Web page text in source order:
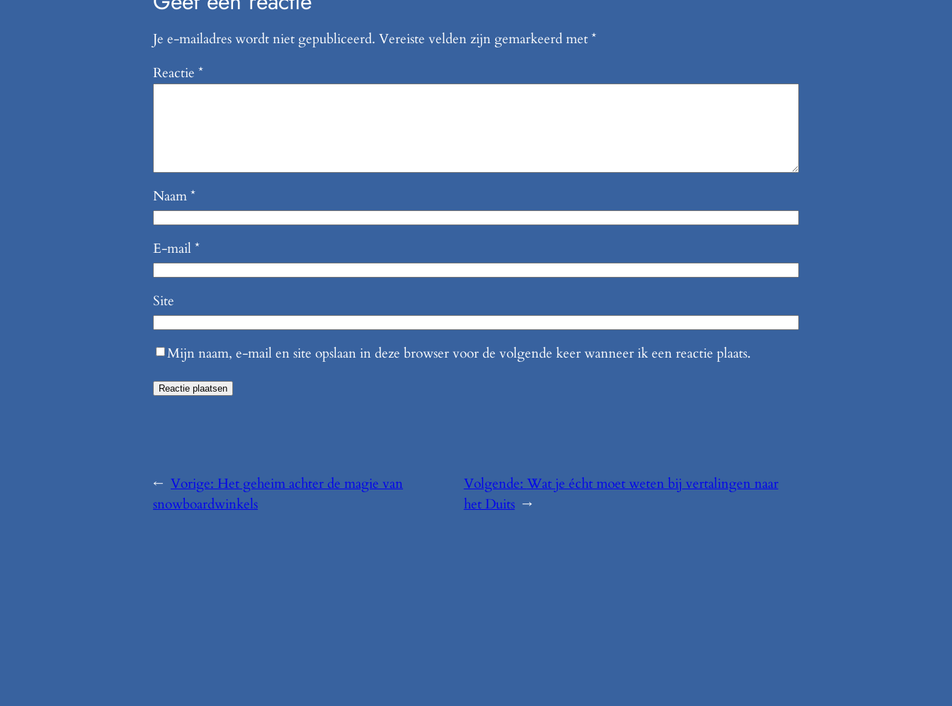
Je e-mailadres wordt niet gepubliceerd. Vereiste velden zijn gemarkeerd met*
Reactie *
Naam*
E-mail*
Site
Mijn naam, e-mail en site opslaan in deze browser voor de volgende keer wanneer ik een reactie plaats.
← Vorige:Het geheim achter de magie van
snowboardwinkels
Volgende:Wat je écht moet weten bij vertalingen naar
het Duits →